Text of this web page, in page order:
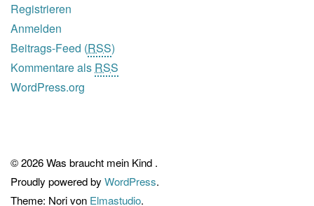
Registrieren
Anmelden
Beitrags-Feed (RSS)
Kommentare als RSS
WordPress.org
© 2026 Was braucht mein Kind .
Proudly powered by WordPress.
Theme: Nori von Elmastudio.